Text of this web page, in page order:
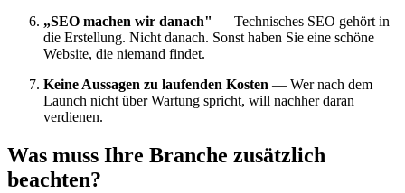
„SEO machen wir danach" — Technisches SEO gehört in
die Erstellung. Nicht danach. Sonst haben Sie eine schöne
Website, die niemand findet.
Keine Aussagen zu laufenden Kosten — Wer nach dem
Launch nicht über Wartung spricht, will nachher daran
verdienen.
Was muss Ihre Branche zusätzlich
beachten?